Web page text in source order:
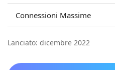
Connessioni Massime
Lanciato: dicembre 2022